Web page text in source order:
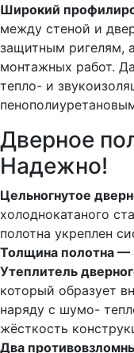
Широкий
между стеной и
защитным ригелям,
монтажных работ.
тепло- и
Дверное
Надежно!
Цельногнутое
холоднокатаного
полотна укреплен
Толщина полотна
Утеплитель
который образует
наряду с шумо-
жёсткость
Два